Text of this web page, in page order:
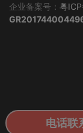
企业备案号： 粤
电话联